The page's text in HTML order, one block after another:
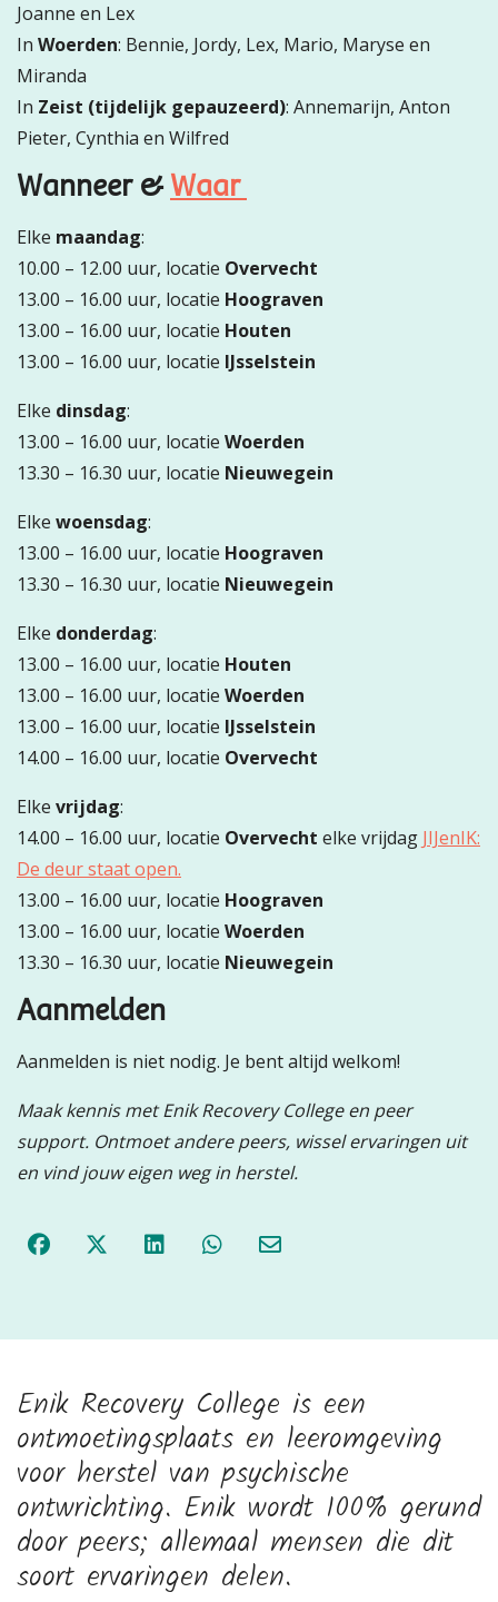
Joanne en Lex
In Woerden: Bennie, Jordy, Lex, Mario, Maryse en
Miranda
In Zeist (tijdelijk gepauzeerd): Annemarijn, Anton
Pieter, Cynthia en Wilfred
Wanneer & Waar
Elke maandag:
10.00 – 12.00 uur, locatie Overvecht
13.00 – 16.00 uur, locatie Hoograven
13.00 – 16.00 uur, locatie Houten
13.00 – 16.00 uur, locatie IJsselstein
Elke dinsdag:
13.00 – 16.00 uur, locatie Woerden
13.30 – 16.30 uur, locatie Nieuwegein
Elke woensdag:
13.00 – 16.00 uur, locatie Hoograven
13.30 – 16.30 uur, locatie Nieuwegein
Elke donderdag:
13.00 – 16.00 uur, locatie Houten
13.00 – 16.00 uur, locatie Woerden
13.00 – 16.00 uur, locatie IJsselstein
14.00 – 16.00 uur, locatie Overvecht
Elke vrijdag:
14.00 – 16.00 uur, locatie Overvecht elke vrijdag JIJenIK:
De deur staat open.
13.00 – 16.00 uur, locatie Hoograven
13.00 – 16.00 uur, locatie Woerden
13.30 – 16.30 uur, locatie Nieuwegein
Aanmelden
Aanmelden is niet nodig. Je bent altijd welkom!
Maak kennis met Enik Recovery College en peer
support. Ontmoet andere peers, wissel ervaringen uit
en vind jouw eigen weg in herstel.
Enik Recovery College is een
ontmoetingsplaats en leeromgeving
voor herstel van psychische
ontwrichting. Enik wordt 100% gerund
door peers; allemaal mensen die dit
soort ervaringen delen.